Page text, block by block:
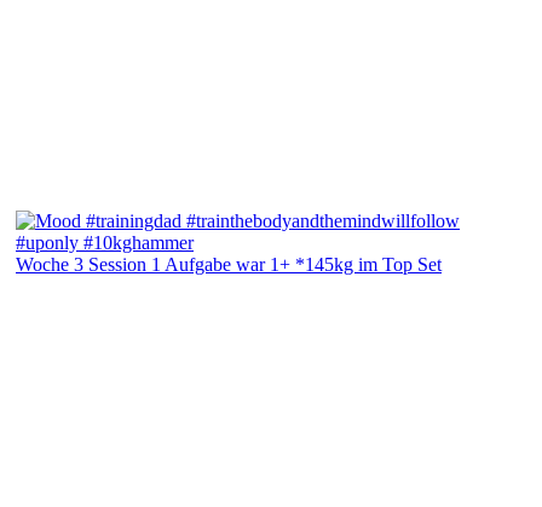
Woche 3 Session 1 Aufgabe war 1+ *145kg im Top Set